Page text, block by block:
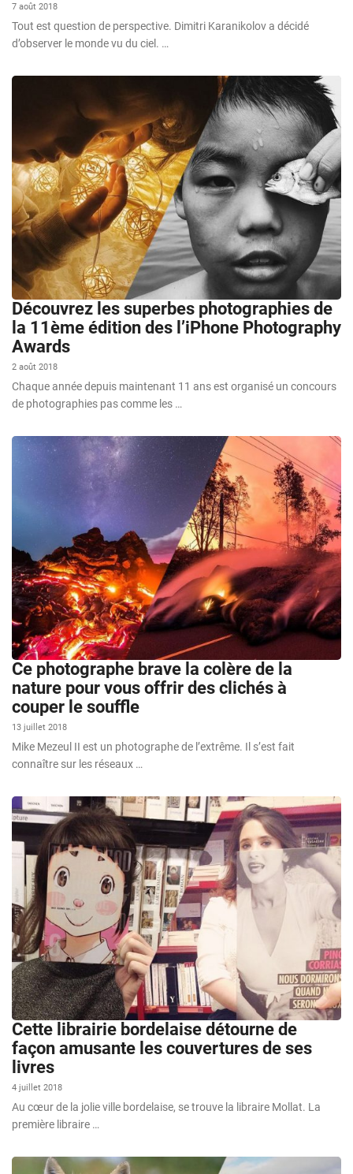
7 août 2018
Tout est question de perspective. Dimitri Karanikolov a décidé
d’observer le monde vu du ciel. …
Découvrez les superbes photographies de
la 11ème édition des l’iPhone Photography
Awards
2 août 2018
Chaque année depuis maintenant 11 ans est organisé un concours
de photographies pas comme les …
Ce photographe brave la colère de la
nature pour vous offrir des clichés à
couper le souffle
13 juillet 2018
Mike Mezeul II est un photographe de l’extrême. Il s’est fait
connaître sur les réseaux …
Cette librairie bordelaise détourne de
façon amusante les couvertures de ses
livres
4 juillet 2018
Au cœur de la jolie ville bordelaise, se trouve la libraire Mollat. La
première libraire …